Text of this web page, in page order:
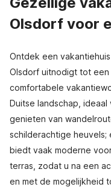
Olsdorf voor
Ontdek een
Olsdorf uitnodigt tot
comfortabele
Duitse landschap,
genieten van
schilderachtige heuvels;
biedt vaak moderne
terras, zodat u na een
en met de mogelijkheid